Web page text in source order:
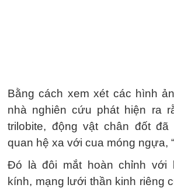
Bằng cách xem xét các hình
nhà nghiên cứu phát hiện ra
trilobite, động vật chân đốt đã
quan hệ xa với cua móng ngựa,
Đó là đôi mắt hoàn chỉnh với
kính, mạng lưới thần kinh riêng